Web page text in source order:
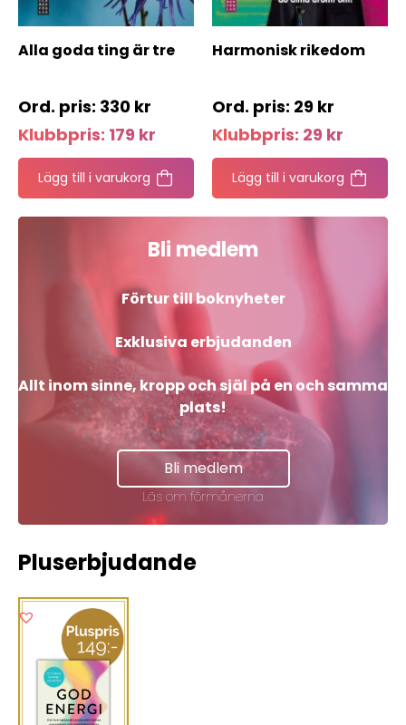
Alla goda ting är tre
330 kr
Klubbpris: 179 kr
Lägg till i varukorg
Harmonisk rikedom
29 kr
Klubbpris: 29 kr
Lägg till i varukorg
Bli medlem
Förtur till boknyheter
Exklusiva erbjudanden
Allt inom sinne, kropp och själ på en och samma
plats!
Bli medlem
Läs om förmånerna
Pluserbjudande